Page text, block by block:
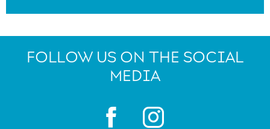
FOLLOW US ON THE SOCIAL
MEDIA